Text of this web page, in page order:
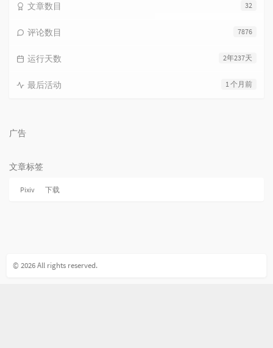
32
文章数目
7876
评论数目
2年237天
运行天数
1 个月前
最后活动
广告
文章标签
Pixiv 下载
© 2026 All rights reserved.